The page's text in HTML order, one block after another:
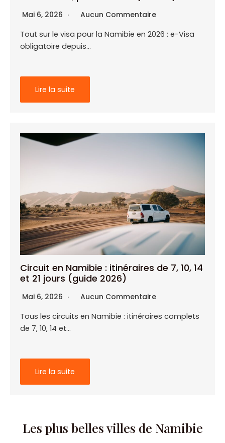
Mai 6, 2026
Aucun Commentaire
Tout sur le visa pour la Namibie en 2026 : e-Visa
obligatoire depuis…
Lire la suite
Circuit en Namibie : itinéraires de 7, 10, 14
et 21 jours (guide 2026)
Mai 6, 2026
Aucun Commentaire
Tous les circuits en Namibie : itinéraires complets
de 7, 10, 14 et…
Lire la suite
Les plus belles villes de Namibie